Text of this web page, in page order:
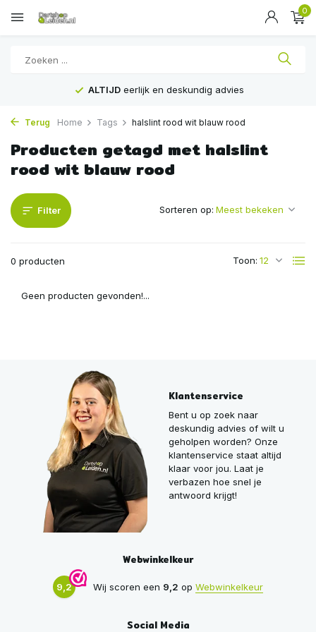
0
ALTIJD eerlijk en deskundig advies
Terug Home Tags halslint rood wit blauw rood
Producten getagd met halslint
rood wit blauw rood
Filter
0 producten Toon:
Sorteren op:
Geen producten gevonden!...
Klantenservice
Bent u op zoek naar
deskundig advies of wilt u
geholpen worden? Onze
klantenservice staat altijd
klaar voor jou. Laat je
verbazen hoe snel je
antwoord krijgt!
Webwinkelkeur
9,2 Wij scoren een 9,2 op Webwinkelkeur
Social Media